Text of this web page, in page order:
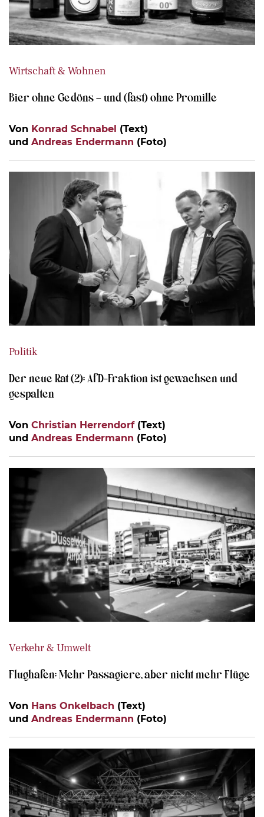
Wirtschaft & Wohnen
Bier ohne Gedöns – und (fast) ohne Promille
Von Konrad Schnabel (Text)
und Andreas Endermann (Foto)
Politik
Der neue Rat (2): AfD-Fraktion ist gewachsen und
gespalten
Von Christian Herrendorf(Text)
und Andreas Endermann (Foto)
Verkehr & Umwelt
Flughafen: Mehr Passagiere, aber nicht mehr Flüge
Von Hans Onkelbach (Text)
und Andreas Endermann (Foto)